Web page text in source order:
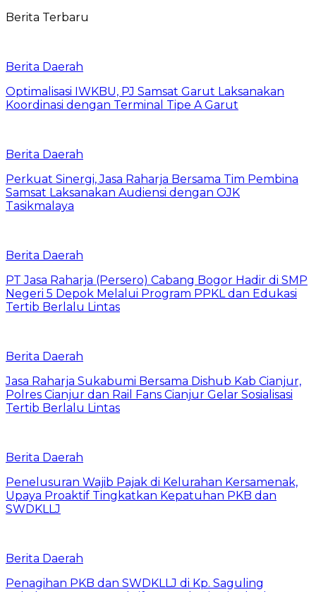
Berita Terbaru
Berita Daerah
Optimalisasi IWKBU, PJ Samsat Garut Laksanakan
Koordinasi dengan Terminal Tipe A Garut
Berita Daerah
Perkuat Sinergi, Jasa Raharja Bersama Tim Pembina
Samsat Laksanakan Audiensi dengan OJK
Tasikmalaya
Berita Daerah
PT Jasa Raharja (Persero) Cabang Bogor Hadir di SMP
Negeri 5 Depok Melalui Program PPKL dan Edukasi
Tertib Berlalu Lintas
Berita Daerah
Jasa Raharja Sukabumi Bersama Dishub Kab Cianjur,
Polres Cianjur dan Rail Fans Cianjur Gelar Sosialisasi
Tertib Berlalu Lintas
Berita Daerah
Penelusuran Wajib Pajak di Kelurahan Kersamenak,
Upaya Proaktif Tingkatkan Kepatuhan PKB dan
SWDKLLJ
Berita Daerah
Penagihan PKB dan SWDKLLJ di Kp. Saguling